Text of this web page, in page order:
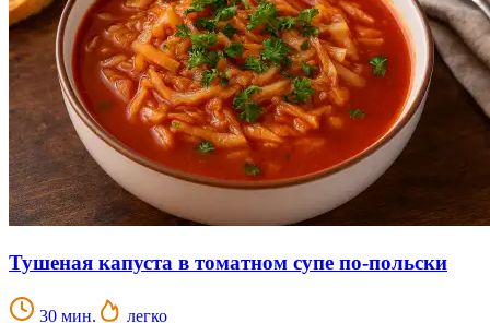
Тушеная капуста в томатном супе по-польски
30 мин. легко